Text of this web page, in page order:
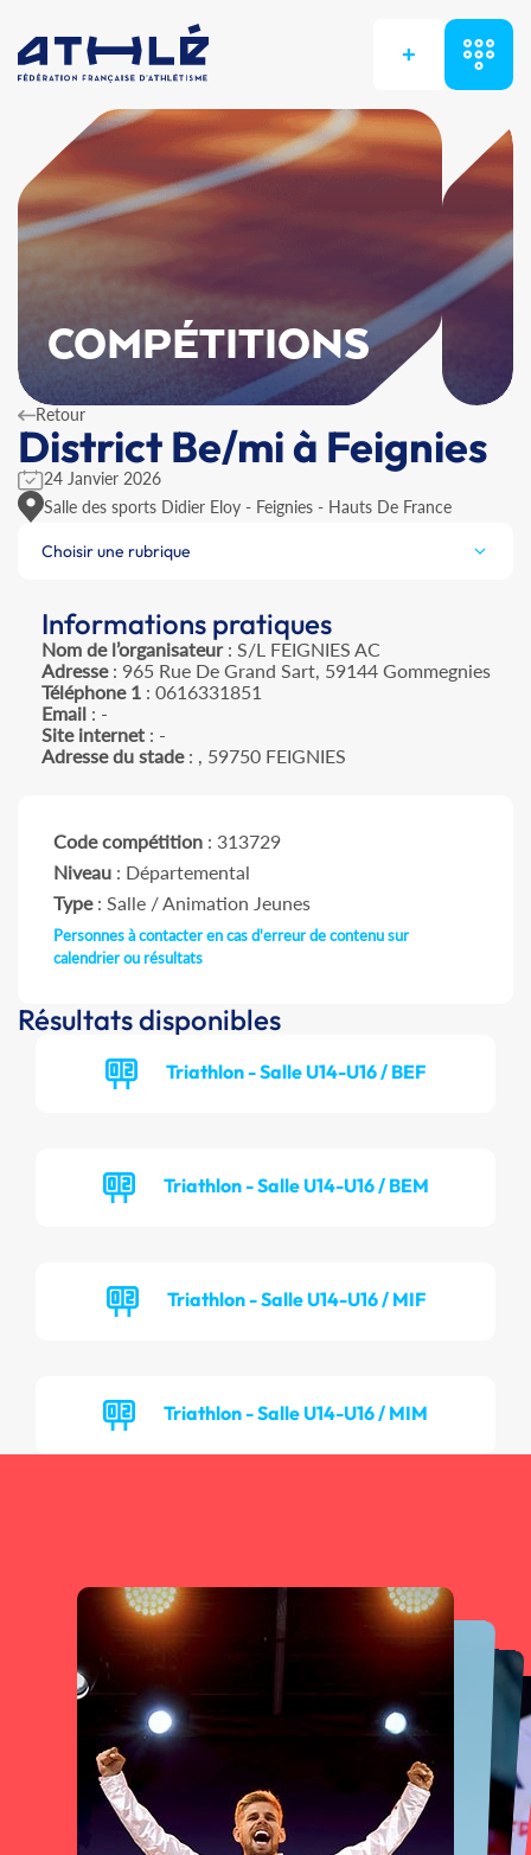
+
COMPÉTITIONS
Retour
District Be/mi à Feignies
24 Janvier 2026
Salle des sports Didier Eloy - Feignies - Hauts De France
Choisir une rubrique
Informations pratiques
Nom de l’organisateur: S/L FEIGNIES AC
Adresse: 965 Rue De Grand Sart, 59144 Gommegnies
Téléphone 1: 0616331851
Email: -
Site internet: -
Adresse du stade: , 59750 FEIGNIES
Code compétition : 313729
Niveau : Départemental
Type: Salle / Animation Jeunes
Personnes à contacter en cas d'erreur de contenu sur
calendrier ou résultats
Résultats disponibles
Triathlon - Salle U14-U16 / BEF
Triathlon - Salle U14-U16 / BEM
Triathlon - Salle U14-U16 / MIF
Triathlon - Salle U14-U16 / MIM